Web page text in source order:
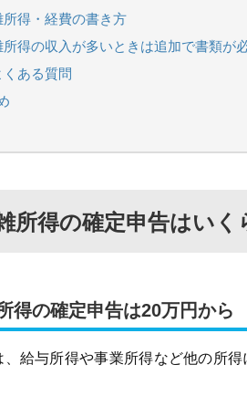
所得・経費の書き方
所得の収入が多いときは追加で書類が
くある質問
所得の確定申告はいく
得の確定申告は20万円から
給与所得や事業所得など他の所得